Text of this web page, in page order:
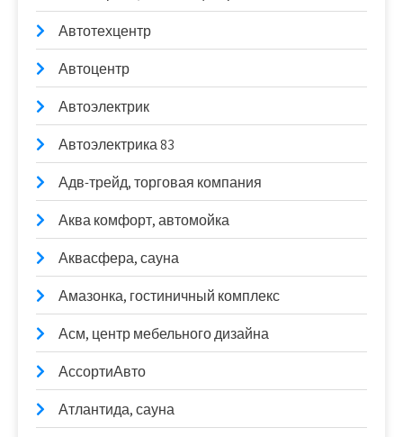
Автотехцентр
Автоцентр
Автоэлектрик
Автоэлектрика 83
Адв-трейд, торговая компания
Аква комфорт, автомойка
Аквасфера, сауна
Амазонка, гостиничный комплекс
Асм, центр мебельного дизайна
АссортиАвто
Атлантида, сауна